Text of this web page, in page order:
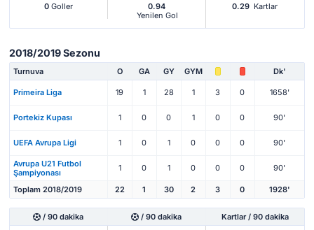
0Goller
0.94
Yenilen Gol
0.29 Kartlar
2018/2019 Sezonu
Turnuva O GA GY GYM Dk'
Primeira Liga 19 1 28 1 3 0 1658'
Portekiz Kupası 1 0 0 1 0 0 90'
UEFA Avrupa Ligi 1 0 1 0 0 0 90'
Avrupa U21 Futbol
Şampiyonası
1 0 1 0 0 0 90'
Toplam 2018/2019 22 1 30 2 3 0 1928'
/ 90 dakika / 90 dakika Kartlar / 90 dakika